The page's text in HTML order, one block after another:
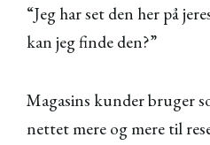
“Jeg har set den her på
kan jeg finde den?”
Magasins kunder bruger
nettet mere og mere til